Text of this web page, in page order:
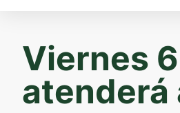
Viernes
atenderá